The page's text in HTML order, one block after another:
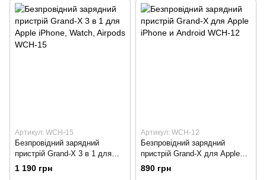
Артикул: WCH-15
Безпровідний зарядний
пристрій Grand-X 3 в 1 для
Apple iPhone, Watch, Airpods
WCH-15
1 190 грн
Артикул: WCH-12
Безпровідний зарядний
пристрій Grand-X для Apple
iPhone и Android WCH-12
890 грн